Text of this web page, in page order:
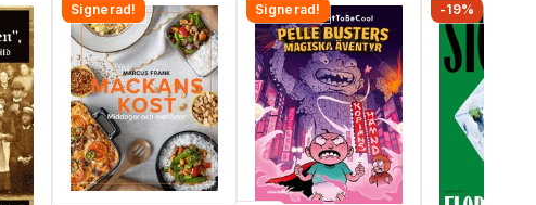
Signerad! Signerad! -19%